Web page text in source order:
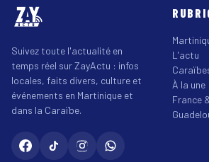
Suivez toute l'actualité en
temps réel sur ZayActu : infos
locales, faits divers, culture et
événements en Martinique et
dans la Caraïbe.
L'actu
À la une
France